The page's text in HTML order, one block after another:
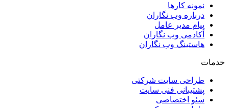
نمونه کارها
درباره وب نگاران
پیام مدیر عامل
آکادمی وب نگاران
هاستینگ وب نگاران
خدمات
طراحی سایت شرکتی
پشتیبانی فنی سایت
سئو اختصاصی